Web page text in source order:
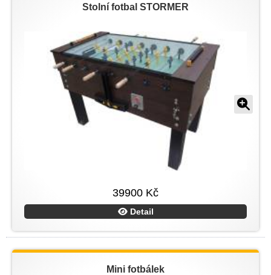
Stolní fotbal STORMER
39900 Kč
Detail
Mini fotbálek